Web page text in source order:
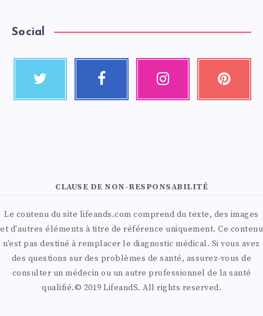
Social
CLAUSE DE NON-RESPONSABILITÉ
Le contenu du site lifeands.com comprend du texte, des images
et d'autres éléments à titre de référence uniquement. Ce contenu
n'est pas destiné à remplacer le diagnostic médical. Si vous avez
des questions sur des problèmes de santé, assurez-vous de
consulter un médecin ou un autre professionnel de la santé
qualifié.© 2019 LifeandS. All rights reserved.